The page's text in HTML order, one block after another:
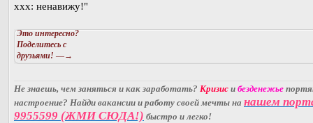
ххх: ненавижу!"
Это интересно?
Поделитесь с
друзьями! —→
Не знаешь, чем заняться и как заработать? Кризис и безденежье
настроение? Найди вакансии и работу своей мечты на нашем
9955599 (ЖМИ СЮДА!) быстро и легко!